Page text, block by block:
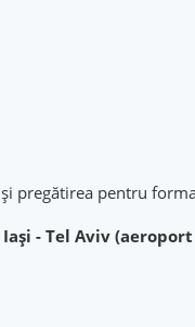
și pregătirea pentru
Iași - Tel Aviv